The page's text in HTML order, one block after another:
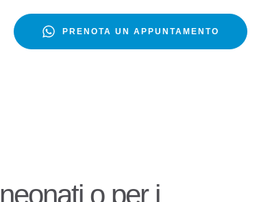
PRENOTA UN APPUNTAMENTO
o per i